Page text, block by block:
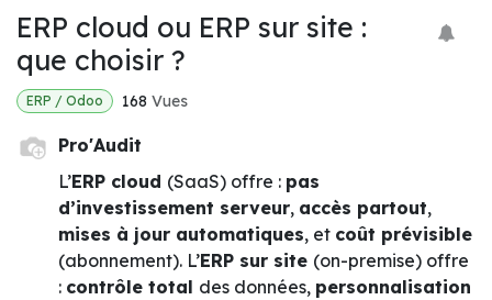
ERP cloud ou ERP sur site :
que choisir ?
ERP / Odoo 168 Vues
Pro'Audit
L’ERP cloud (SaaS) offre : pas
d’investissement serveur, accès partout,
mises à jour automatiques, et coût prévisible
(abonnement). L’ERP sur site (on-premise) offre
: contrôle total des données, personnalisation